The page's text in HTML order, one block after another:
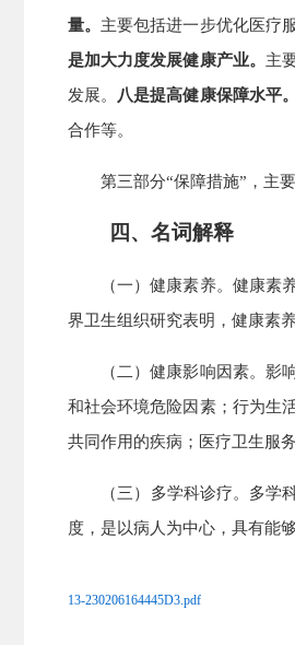
量。 主要包括进一步优化医疗
是加大力度发展健康产业。 主
发展。
八是提高健康保障水平。
合作等。
第三部分“保障措施”，主要
四、名词解释
（一）健康素养。 健康素
界卫生组织研究表明，健康素
（二）健康影响因素。 影
和社会环境危险因素；行为生
共同作用的疾病；医疗卫生服
（三）多学科诊疗。 多学
度，是以病人为中心，具有能
13-230206164445D3.pdf